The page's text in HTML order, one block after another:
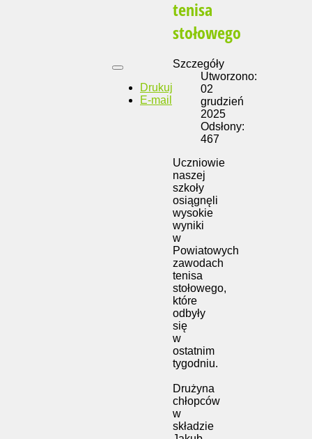
tenisa
stołowego
Drukuj
E-mail
Szczegóły
Utworzono:
02
grudzień
2025
Odsłony:
467
Uczniowie
naszej
szkoły
osiągnęli
wysokie
wyniki
w
Powiatowych
zawodach
tenisa
stołowego,
które
odbyły
się
w
ostatnim
tygodniu.
Drużyna
chłopców
w
składzie